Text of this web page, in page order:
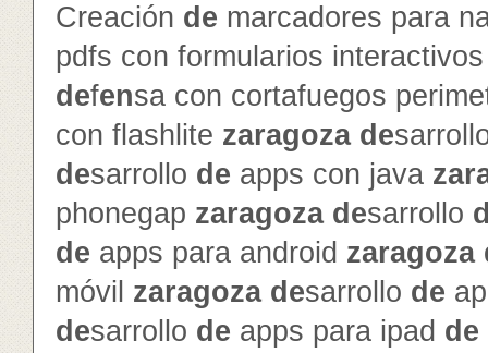
Creación de marcadores para
pdfs con formularios
defensa con cortafuegos
con flashlite zaragoza de
desarrollo de apps con java
phonegap zaragoza desarrollo
de apps para android zaragoza
móvil zaragoza desarrollo de
desarrollo de apps para ipad de